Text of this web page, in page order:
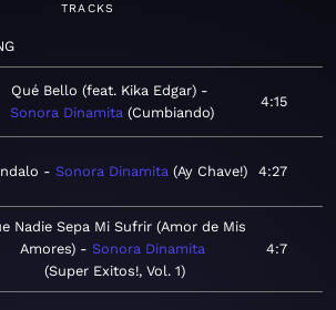
TRACKS
Qué Bello (feat. Kika Edgar)
Sonora Dinamita Cumbiando
4:15
Sonora Dinamita Ay Chave! 4:27
Nadie Sepa Mi Sufrir (Amor de Mis
Amores)
Sonora Dinamita
Super Exitos!, Vol. 1
4:7